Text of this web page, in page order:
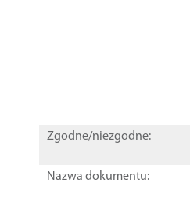
Zgodne/niezgodne:
Nazwa dokumentu: